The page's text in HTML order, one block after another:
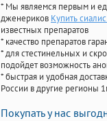
* Мы являемся первым и
дженериков Купить
известных препаратов
* качество препаратов
* для стестинельных и
подойдет возможность
* быстрая и удобная
России в другие регионы
Покупать у нас